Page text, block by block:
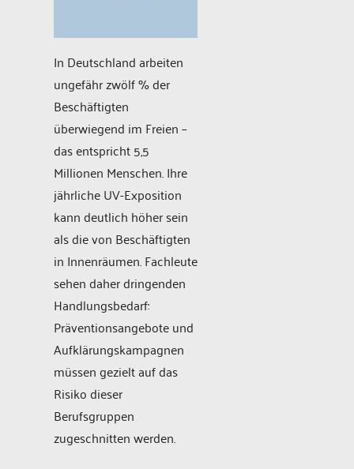
In Deutschland arbeiten
ungefähr zwölf % der
Beschäftigten
überwiegend im Freien –
das entspricht 5,5
Millionen Menschen. Ihre
jährliche UV-Exposition
kann deutlich höher sein
als die von Beschäftigten
in Innenräumen. Fachleute
sehen daher dringenden
Handlungsbedarf:
Präventionsangebote und
Aufklärungskampagnen
müssen gezielt auf das
Risiko dieser
Berufsgruppen
zugeschnitten werden.